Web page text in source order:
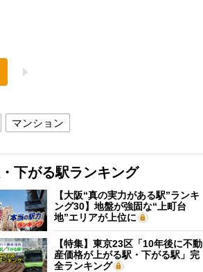
マンション
下がる駅ランキング
【大阪“真の実力がある駅”ランキ
ング30】地盤が強固な“上町台
地”エリアが上位に
【特集】東京23区「10年後に不動
産価格が上がる駅・下がる駅」完
全ランキング